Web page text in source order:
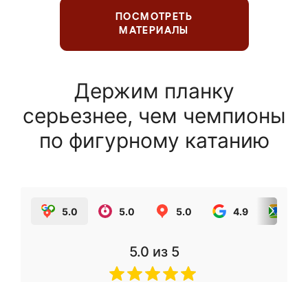
ПОСМОТРЕТЬ
МАТЕРИАЛЫ
Держим планку
серьезнее, чем чемпионы
по фигурному катанию
5.0 5.0 5.0 4.9
5.0 из 5